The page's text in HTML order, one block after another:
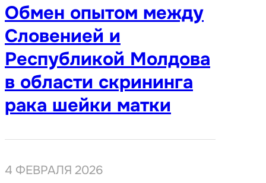
Обмен опытом между
Словенией и
Республикой Молдова
в области скрининга
рака шейки матки
4 ФЕВРАЛЯ 2026